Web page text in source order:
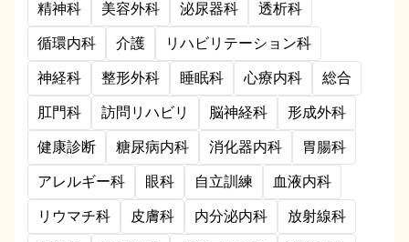
精神科 美容外科 泌尿器科 透析科
循環内科 介護 リハビリテーション科
神経科 整形外科 睡眠科 心療内科 総合
肛門科 訪問リハビリ 脳神経科 形成外科
健康診断 糖尿病内科 消化器内科 胃腸科
アレルギー科 眼科 自立訓練 血液内科
リウマチ科 皮膚科 内分泌内科 放射線科